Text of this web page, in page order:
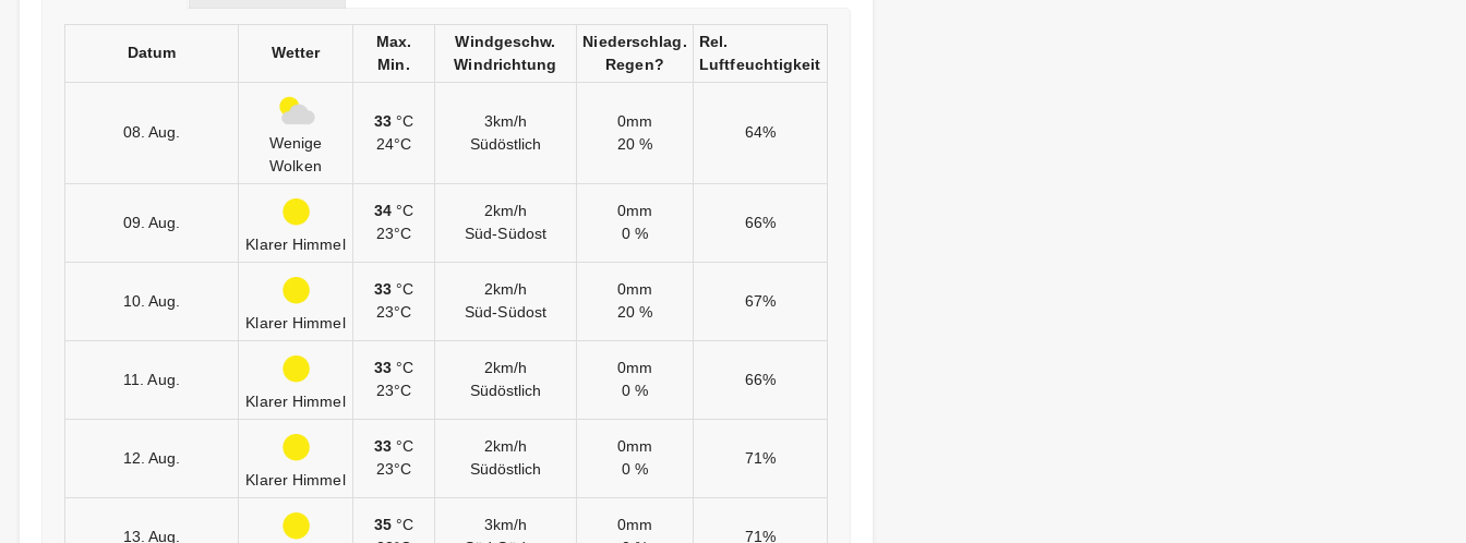
Datum Wetter
Max.
Min.
Windgeschw.
Windrichtung
Niederschlag.
Regen?
Rel.
Luftfeuchtigkeit
08. Aug.
Wenige
Wolken
33 °C
24°C
3km/h
Südöstlich
0mm
20 %
64%
09. Aug.
Klarer Himmel
34 °C
23°C
2km/h
Süd-Südost
0mm
0 %
66%
10. Aug.
Klarer Himmel
33 °C
23°C
2km/h
Süd-Südost
0mm
20 %
67%
11. Aug.
Klarer Himmel
33 °C
23°C
2km/h
Südöstlich
0mm
0 %
66%
12. Aug.
Klarer Himmel
33 °C
23°C
2km/h
Südöstlich
0mm
0 %
71%
13. Aug.
35 °C
3km/h
0mm
71%